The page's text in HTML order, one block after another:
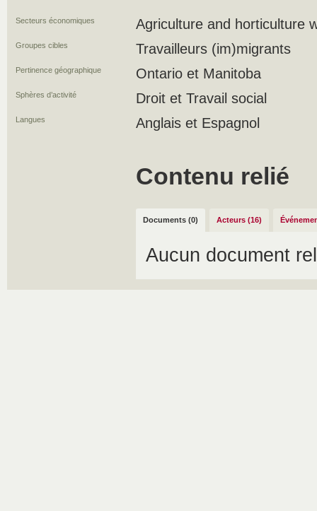
Secteurs économiques Agriculture and horticulture
Groupes cibles Travailleurs (im)migrants
Pertinence géographique Ontario et Manitoba
Sphères d’activité Droit et Travail social
Langues Anglais et Espagnol
Contenu relié
Documents (0) Acteurs (16)
Aucun document